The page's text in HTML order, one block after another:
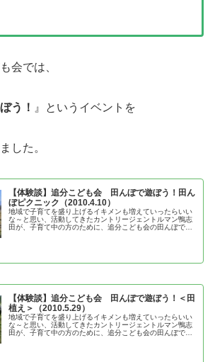
会では、
う！ 』というイベントを
した。
【体験談】追分こども会 田んぼで遊ぼう！田ん
ぼピクニック（2010.4.10）
地域で子育てを盛り上げるイキメンも増えていったらいい
な～と思い、活動してきたカントリージェントルマン鴨志
田が、子育て中の方のために、追分こども会の田んぼで遊
【体験談】追分こども会 田んぼで遊ぼう！＜田
植え＞（2010.5.29）
地域で子育てを盛り上げるイキメンも増えていったらいい
な～と思い、活動してきたカントリージェントルマン鴨志
田が、子育て中の方のために、追分こども会の田んぼで遊